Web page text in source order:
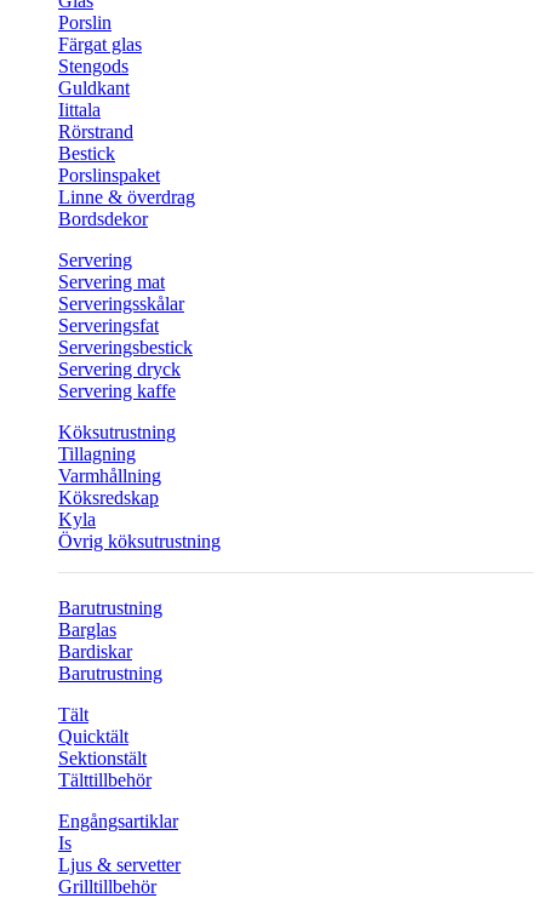
Porslin
Färgat glas
Stengods
Guldkant
Iittala
Rörstrand
Bestick
Porslinspaket
Linne & överdrag
Bordsdekor
Servering
Servering mat
Serveringsskålar
Serveringsfat
Serveringsbestick
Servering dryck
Servering kaffe
Köksutrustning
Tillagning
Varmhållning
Köksredskap
Kyla
Övrig köksutrustning
Barutrustning
Barglas
Bardiskar
Barutrustning
Tält
Quicktält
Sektionstält
Tälttillbehör
Engångsartiklar
Is
Ljus & servetter
Grilltillbehör